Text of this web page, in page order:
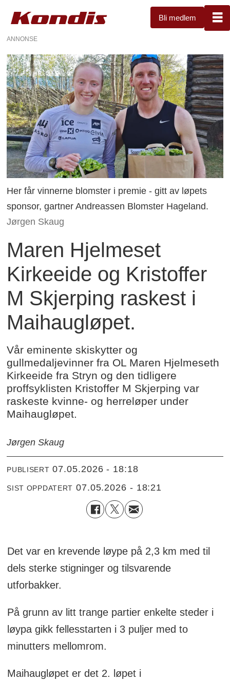
Bli medlem
ANNONSE
Her får vinnerne blomster i premie - gitt av løpets
sponsor, gartner Andreassen Blomster Hageland.
Jørgen Skaug
Maren Hjelmeset
Kirkeeide og Kristoffer
M Skjerping raskest i
Maihaugløpet.
Vår eminente skiskytter og
gullmedaljevinner fra OL Maren Hjelmeseth
Kirkeeide fra Stryn og den tidligere
proffsyklisten Kristoffer M Skjerping var
raskeste kvinne- og herreløper under
Maihaugløpet.
Jørgen Skaug
PUBLISERT 07.05.2026 - 18:18
SIST OPPDATERT 07.05.2026 - 18:21
Det var en krevende løype på 2,3 km med til
dels sterke stigninger og tilsvarende
utforbakker.
På grunn av litt trange partier enkelte steder i
løypa gikk fellesstarten i 3 puljer med to
minutters mellomrom.
Maihaugløpet er det 2. løpet i